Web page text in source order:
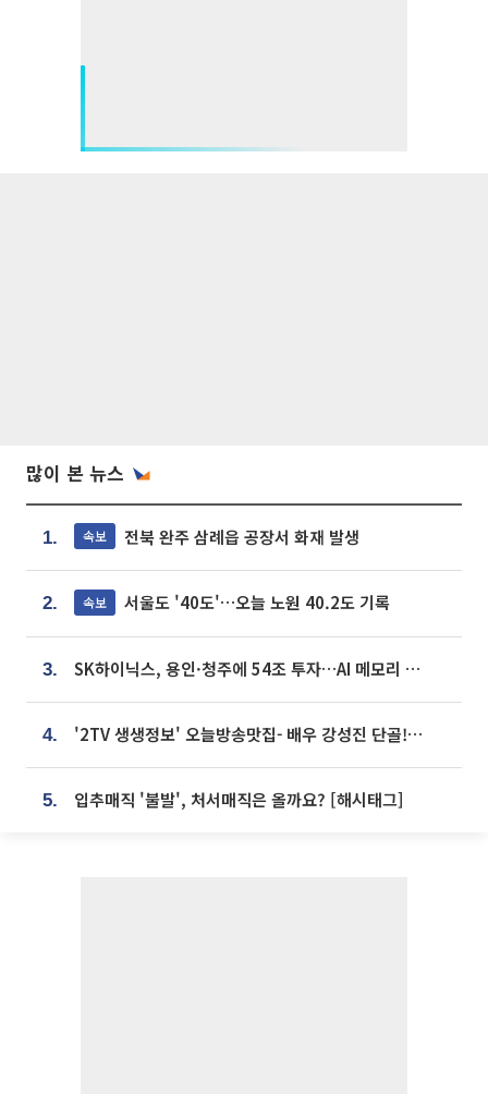
많이 본 뉴스
1. 속보 전북 완주 삼례읍 공장서 화재 발생
2. 속보 서울도 '40도'…오늘 노원 40.2도 기록
3. SK하이닉스, 용인·청주에 54조 투자…AI 메모리 생산기지 키운다
4. '2TV 생생정보' 오늘방송맛집- 배우 강성진 단골! 쌀국수ㆍ푸팟퐁 커리 맛집 '블○○○'
5. 입추매직 '불발', 처서매직은 올까요? [해시태그]